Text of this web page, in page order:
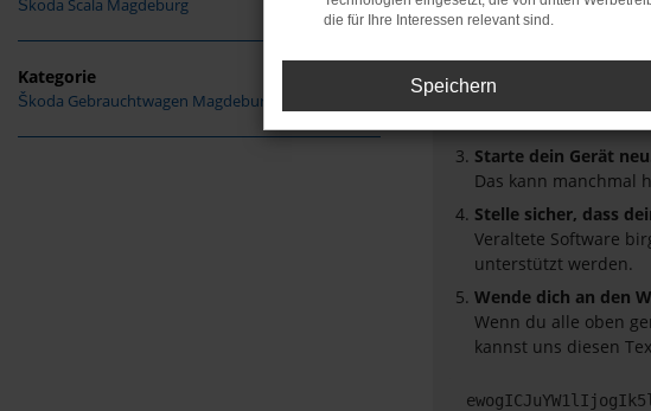
Škoda Scala Magdeburg
Kategorie
Škoda Gebrauchtwagen Magdeburg
Überprüfe deine
Prüfe deine
Manche
Starte dein Gerät
Das kann manchmal
Stelle sicher, dass
Veraltete Software
unterstützt werden.
Wende dich an den
Wenn du alle oben
kannst uns diesen
die für Ihre Interessen relevant sind.
Speichern